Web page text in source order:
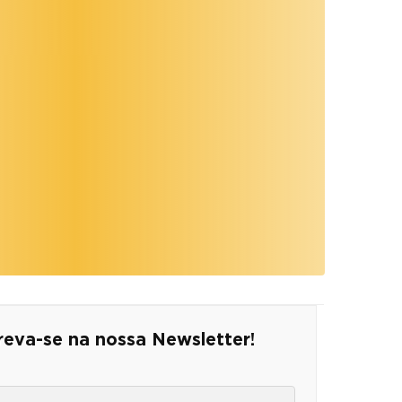
se na nossa Newsletter!